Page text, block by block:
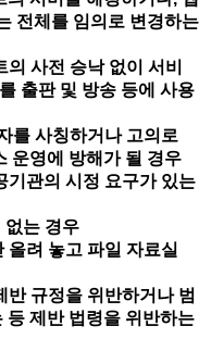
전체를 임의로 변경하는
사전 승낙 없이 서비
출판 및 방송 등에 사용
사칭하거나 고의로
운영에 방해가 될 경우
관의 시정 요구가 있는
는 경우
려 놓고 파일 자료실
규정을 위반하거나 범
등 제반 법령을 위반하는